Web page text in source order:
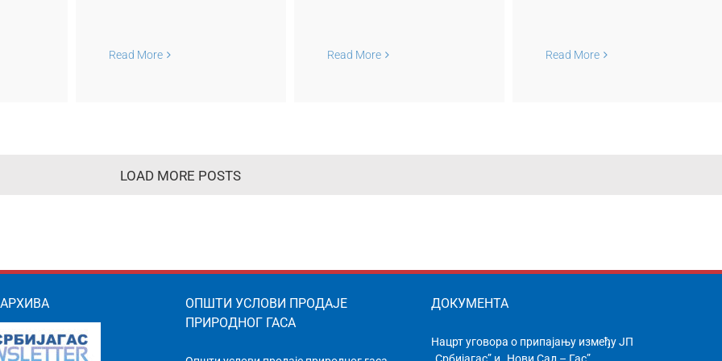
ЈП
Read More
било предузеће АД
Read More„Србијагас“ за
Read More
LOAD MORE POSTS
ОПШТИ УСЛОВИ ПРОДАЈЕ
ПРИРОДНОГ ГАСА
ДОКУМЕНТА
Нацрт уговора о припајању између ЈП
„Србијагас” и „Нови Сад – Гас”